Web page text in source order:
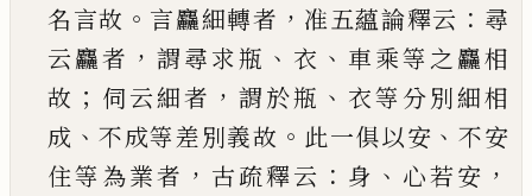
名言故 。 言麤細轉者 ， 准五蘊論釋云 ： 尋
云麤者 ， 謂尋求瓶 、 衣 、 車乘等之麤相
故 ； 伺云細者 ， 謂於瓶 、 衣等分別細相
成 、不成等差別義故 。 此一俱以安 、 不安
住等為業者 ， 古疏釋云 ： 身 、 心若安 ，